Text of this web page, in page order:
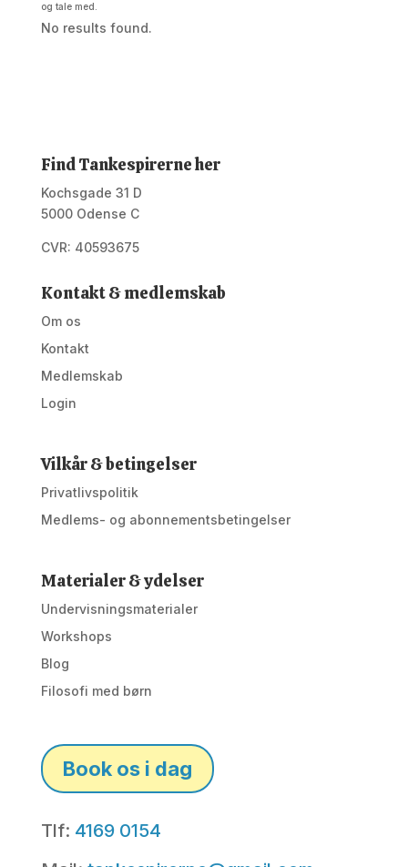
og tale med.
No results found.
Find Tankespirerne her
Kochsgade 31 D
5000 Odense C
CVR: 40593675
Kontakt & medlemskab
Om os
Kontakt
Medlemskab
Login
Vilkår & betingelser
Privatlivspolitik
Medlems- og abonnementsbetingelser
Materialer & ydelser
Undervisningsmaterialer
Workshops
Blog
Filosofi med børn
Book os i dag
Tlf: 4169 0154